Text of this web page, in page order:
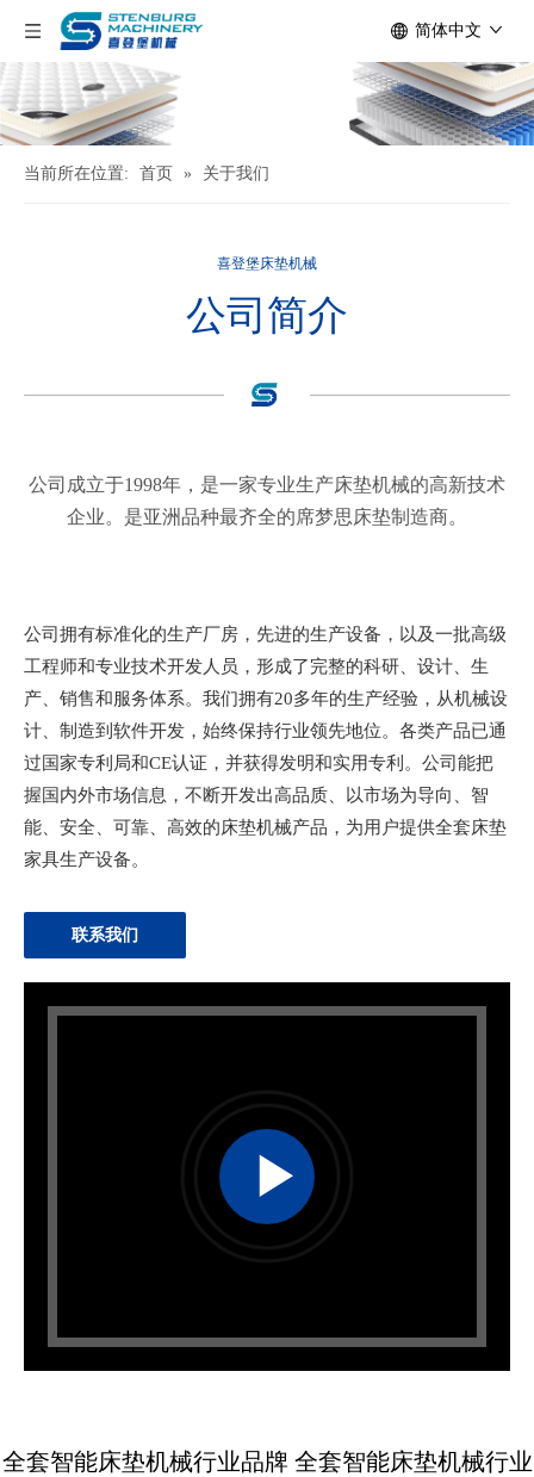
简体中文
当前所在位置: 首页 » 关于我们
喜登堡床垫机械
公司简介
公司成立于1998年，是一家专业生产床垫机械的高新技术
企业。是亚洲品种最齐全的席梦思床垫制造商。
公司拥有标准化的生产厂房，先进的生产设备，以及一批高级
工程师和专业技术开发人员，形成了完整的科研、设计、生
产、销售和服务体系。我们拥有20多年的生产经验，从机械设
计、制造到软件开发，始终保持行业领先地位。各类产品已通
过国家专利局和CE认证，并获得发明和实用专利。公司能把
握国内外市场信息，不断开发出高品质、以市场为导向、智
能、安全、可靠、高效的床垫机械产品，为用户提供全套床垫
家具生产设备。
联系我们
全套智能床垫机械行业品牌 全套智能床垫机械行业